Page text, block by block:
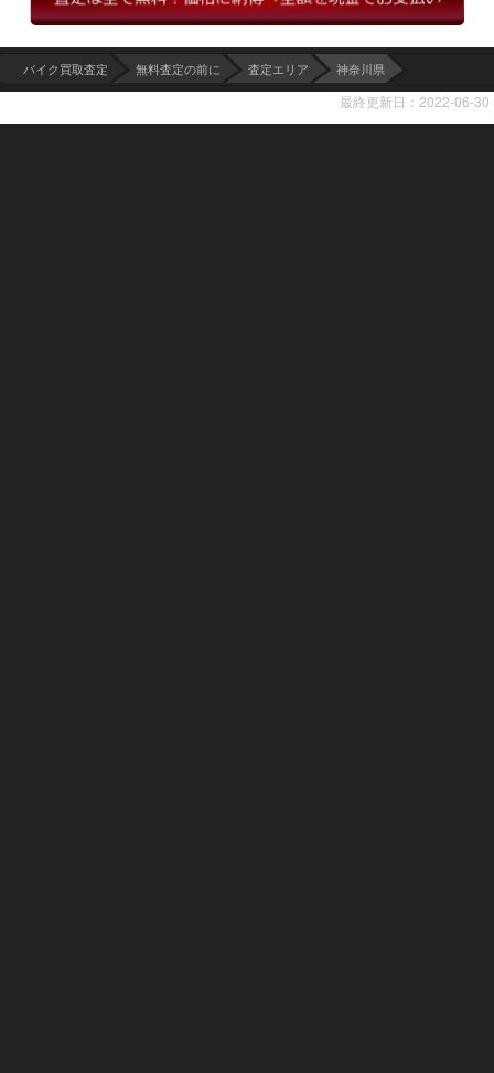
バイク買取査定 無料査定の前に 査定エリア 神奈川県
最終更新日：2022-06-30